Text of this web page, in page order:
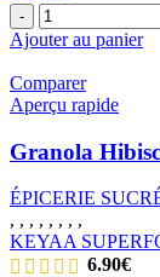
-
quantité
de
Boisson
Superfruit
Gingembre
bio
MATAHI
75cl
Ajouter au panier
Comparer
Aperçu rapide
Granola
ÉPICERIE
, , , , , , , ,
KEYAA
6.90€